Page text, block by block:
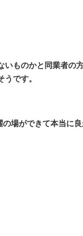
ものかと同業者の
です。
の場ができて本当に